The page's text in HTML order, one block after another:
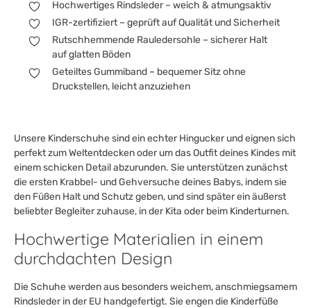
Hochwertiges Rindsleder – weich & atmungsaktiv
IGR-zertifiziert – geprüft auf Qualität und Sicherheit
Rutschhemmende Rauledersohle – sicherer Halt
auf glatten Böden
Geteiltes Gummiband – bequemer Sitz ohne
Druckstellen, leicht anzuziehen
Unsere Kinderschuhe sind ein echter Hingucker und eignen sich
perfekt zum Weltentdecken oder um das Outfit deines Kindes mit
einem schicken Detail abzurunden. Sie unterstützen zunächst
die ersten Krabbel- und Gehversuche deines Babys, indem sie
den Füßen Halt und Schutz geben, und sind später ein äußerst
beliebter Begleiter zuhause, in der Kita oder beim Kinderturnen.
Hochwertige Materialien in einem
durchdachten Design
Die Schuhe werden aus besonders weichem, anschmiegsamem
Rindsleder in der EU handgefertigt. Sie engen die Kinderfüße